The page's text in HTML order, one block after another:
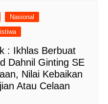
Nasional
: Ikhlas Berbuat
Dahnil Ginting SE
Nilai Kebaikan
Atau Celaan